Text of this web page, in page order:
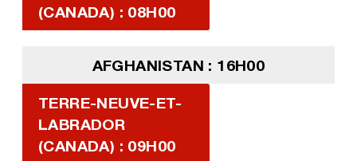
(CANADA) : 08H00
AFGHANISTAN : 16H00
TERRE-NEUVE-ET-
LABRADOR
(CANADA) : 09H00